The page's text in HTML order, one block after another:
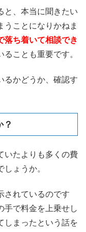
と、本当に聞きたい
うことになりかねま
落ち着いて相談でき
ことも重要です。
るかどうか、確認す
いたよりも多くの費
ょうか。
されているのです
手で料金を上乗せし
しまったという話を